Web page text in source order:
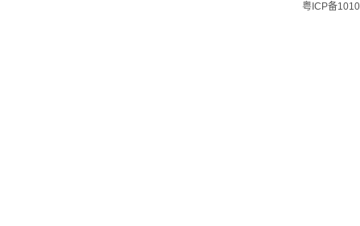
粤ICP备